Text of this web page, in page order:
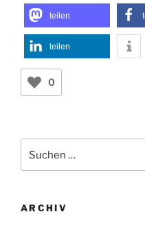
teilen
teilen
0
nach:
ARCHIV